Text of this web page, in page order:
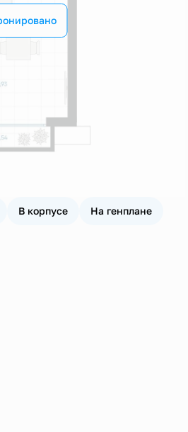
В корпусе На генплане